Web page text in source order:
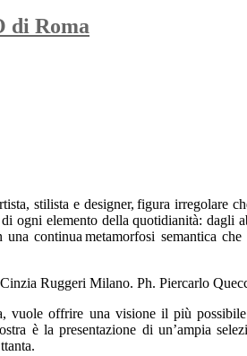
di Roma
stilista e designer, figura irregolare
ogni elemento della quotidianità: dagli
continua metamorfosi semantica
vuole offrire una visione il più
è la presentazione di un’ampia